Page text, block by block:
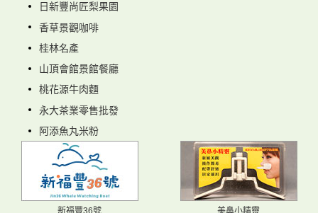
日新豐尚匠梨果園
香草景觀咖啡
桂林名產
山頂會館景館餐廳
桃花源牛肉麵
永大茶業零售批發
阿添魚丸米粉
新福豐36號 美鼻小精靈